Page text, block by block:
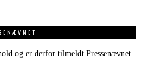
og er derfor tilmeldt Pressenævnet.